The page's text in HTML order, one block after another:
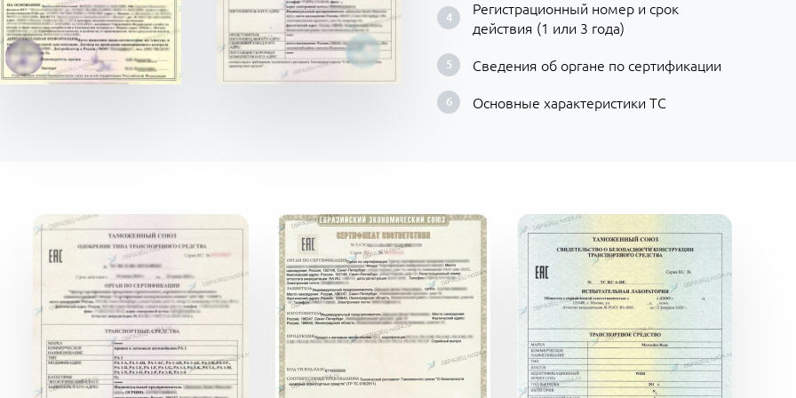
Регистрационный номер и срок
действия (1 или 3 года)
Сведения об органе по сертификации
Основные характеристики ТС